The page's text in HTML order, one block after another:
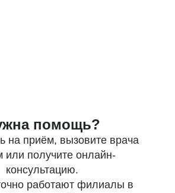
помощь?
на приём, вызовите врача
или получите онлайн-
консультацию.
работают филиалы в